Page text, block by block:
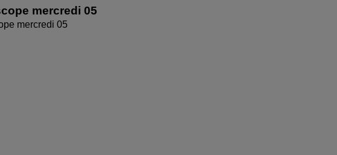
mercredi 05
mercredi 05